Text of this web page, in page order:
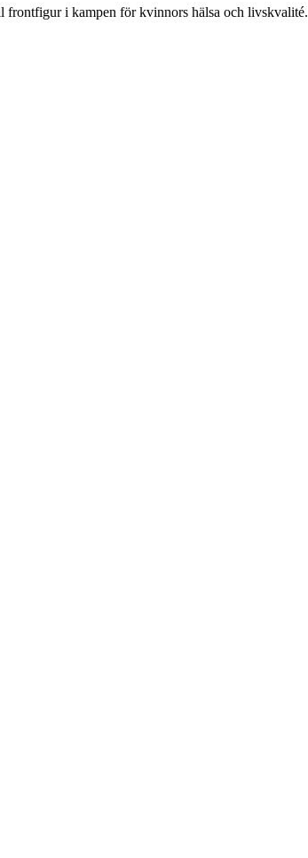
i kampen för kvinnors hälsa och livskvalité.